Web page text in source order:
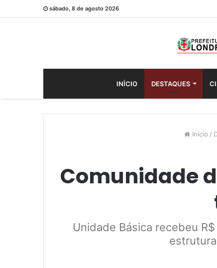
sábado, 8 de agosto 2026
INÍCIO DESTAQUES
Início /
Comunidade
Unidade Básica recebeu